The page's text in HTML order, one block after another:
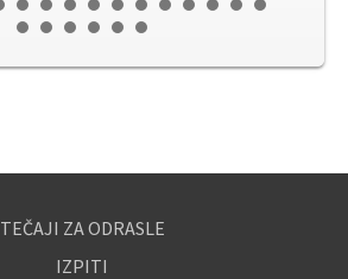
TEČAJI ZA ODRASLE
IZPITI